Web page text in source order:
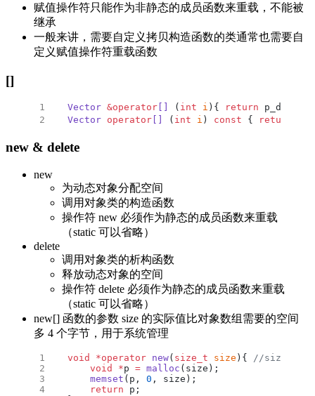
赋值操作符只能作为非静态的成员函数来重载，不能被
继承
一般来讲，需要自定义拷贝构造函数的类通常也需要自
定义赋值操作符重载函数
[]
Vector &operator ( int i ){ return
Vector operator ( int i ) const { return
new & delete
new
为动态对象分配空间
调用对象类的构造函数
操作符 new 必须作为静态的成员函数来重载
（static 可以省略）
delete
调用对象类的析构函数
释放动态对象的空间
操作符 delete 必须作为静态的成员函数来重载
（static 可以省略）
new[] 函数的参数 size 的实际值比对象数组需要的空间
多 4 个字节，用于系统管理
void *operator new( size_t size ){
//size_t =
    void
*p = malloc (size);
    memset
(p, 0 , size);
    return
p;